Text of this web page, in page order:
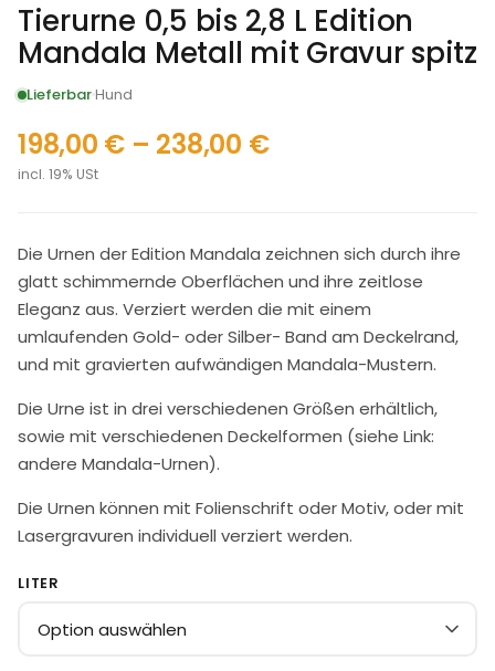
Tierurne 0,5 bis 2,8 L Edition
Mandala Metall mit Gravur spitz
LieferbarHund
198,00 € – 238,00 €
incl. 19% USt
Die Urnen der Edition Mandala zeichnen sich durch ihre
glatt schimmernde Oberflächen und ihre zeitlose
Eleganz aus. Verziert werden die mit einem
umlaufenden Gold- oder Silber- Band am Deckelrand,
und mit gravierten aufwändigen Mandala-Mustern.
Die Urne ist in drei verschiedenen Größen erhältlich,
sowie mit verschiedenen Deckelformen (siehe Link:
andere Mandala-Urnen).
Die Urnen können mit Folienschrift oder Motiv, oder mit
Lasergravuren individuell verziert werden.
LITER